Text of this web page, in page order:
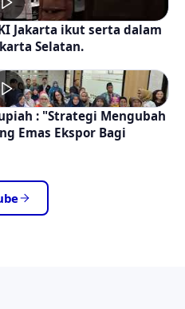
Jakarta ikut serta dalam
Selatan.
: "Strategi Mengubah
Emas Ekspor Bagi